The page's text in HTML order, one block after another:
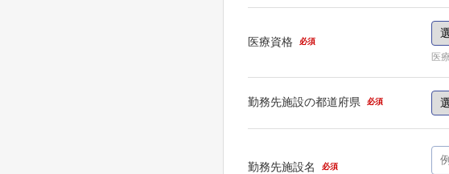
医療資格 必須
医
勤務先施設の都道府県 必須
勤務先施設名 必須